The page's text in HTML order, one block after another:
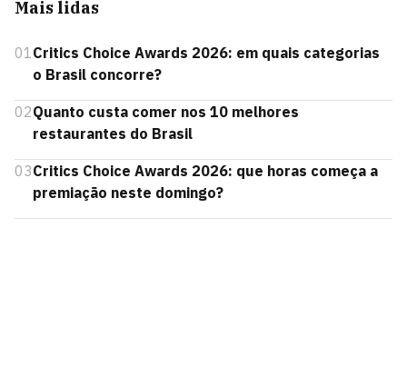
Mais lidas
01Critics Choice Awards 2026: em quais categorias
o Brasil concorre?
02Quanto custa comer nos 10 melhores
restaurantes do Brasil
03Critics Choice Awards 2026: que horas começa a
premiação neste domingo?